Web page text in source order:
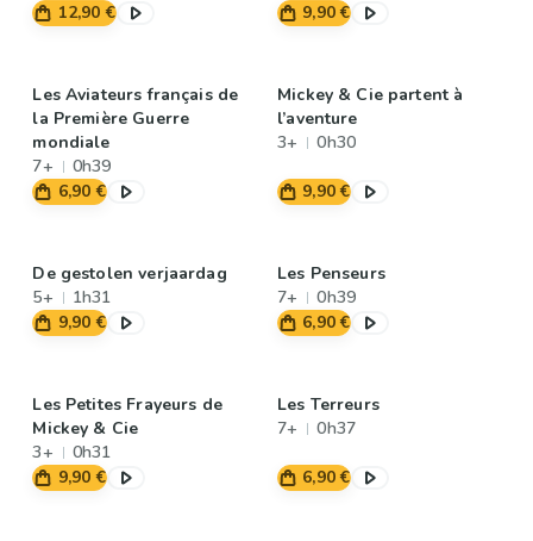
12,90 €
9,90 €
Les Aviateurs français de
la Première Guerre
mondiale
7+
0h39
6,90 €
Mickey & Cie partent à
l’aventure
3+
0h30
9,90 €
De gestolen verjaardag
5+
1h31
9,90 €
Les Penseurs
7+
0h39
6,90 €
Les Petites Frayeurs de
Mickey & Cie
3+
0h31
9,90 €
Les Terreurs
7+
0h37
6,90 €